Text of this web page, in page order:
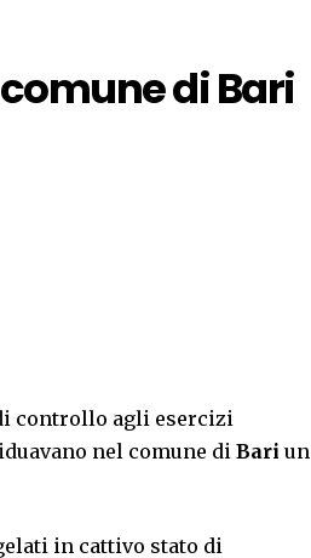
di Bari
controllo agli esercizi
nel comune di Bari un
in cattivo stato di